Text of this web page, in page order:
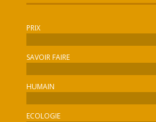
PRIX
SAVOIR FAIRE
HUMAIN
ECOLOGIE